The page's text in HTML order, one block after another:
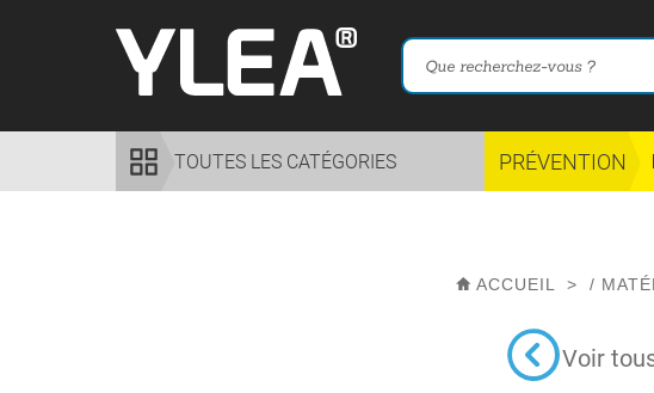
TOUTES LES CATÉGORIES PRÉVENTION
ACCUEIL > /
Voir